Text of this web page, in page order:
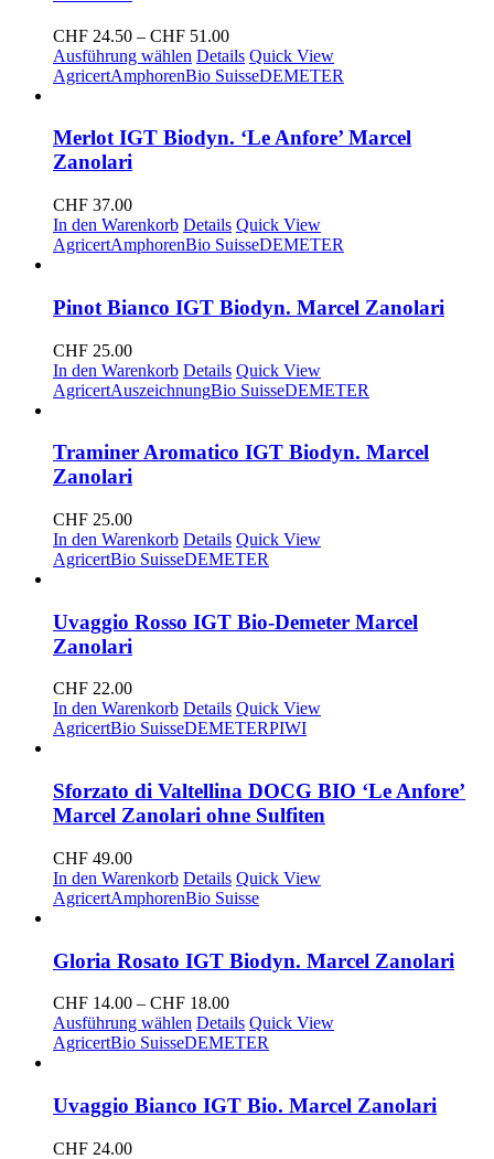
CHF 24.50 – CHF 51.00Preisspanne:
CHF 24.50
bis
Ausführung wählen Details Quick View
AgricertAmphorenBio SuisseDEMETER
Merlot IGT Biodyn. ‘Le Anfore’ Marcel
Zanolari
CHF 37.00
In den Warenkorb Details Quick View
AgricertAmphorenBio SuisseDEMETER
Pinot Bianco IGT Biodyn. Marcel Zanolari
CHF 25.00
In den Warenkorb Details Quick View
AgricertAuszeichnungBio SuisseDEMETER
Traminer Aromatico IGT Biodyn. Marcel
Zanolari
CHF 25.00
In den Warenkorb Details Quick View
AgricertBio SuisseDEMETER
Uvaggio Rosso IGT Bio-Demeter Marcel
Zanolari
CHF 22.00
In den Warenkorb Details Quick View
AgricertBio SuisseDEMETERPIWI
Sforzato di Valtellina DOCG BIO ‘Le Anfore’
Marcel Zanolari ohne Sulfiten
CHF 49.00
In den Warenkorb Details Quick View
AgricertAmphorenBio Suisse
Gloria Rosato IGT Biodyn. Marcel Zanolari
CHF 14.00 – CHF 18.00Preisspanne:
CHF 14.00
bis
Ausführung wählen Details Quick View
AgricertBio SuisseDEMETER
Uvaggio Bianco IGT Bio. Marcel Zanolari
CHF 24.00